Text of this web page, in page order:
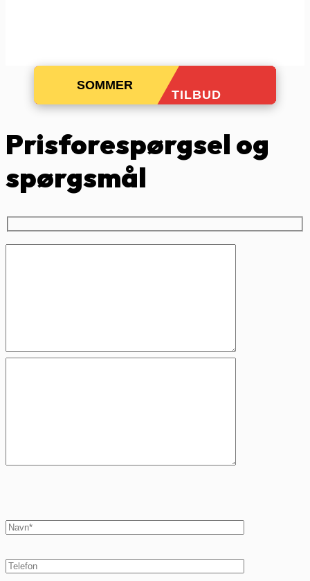
SOMMER
TILBUD
Prisforespørgsel og
spørgsmål